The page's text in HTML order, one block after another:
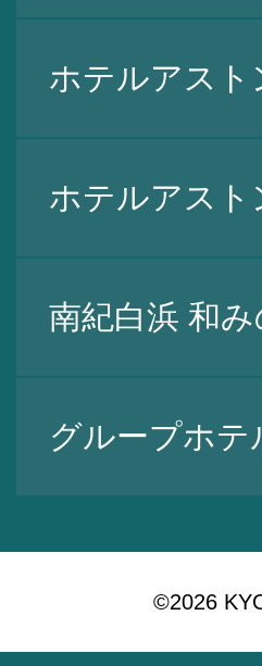
ホテルアスト
ホテルアスト
南紀白浜 和み
グループホテ
©2026